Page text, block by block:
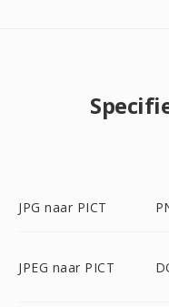
JPG naar PICT
JPEG naar PICT